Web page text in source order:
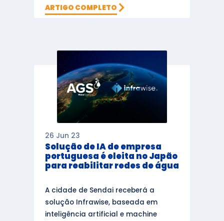
ARTIGO COMPLETO
26 Jun 23
Solução de IA de empresa
portuguesa é eleita no Japão
para reabilitar redes de água
A cidade de Sendai receberá a
solução Infrawise, baseada em
inteligência artificial e machine